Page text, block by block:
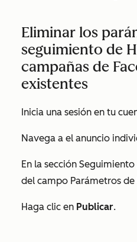
Eliminar los
seguimiento de
campañas de
existentes
Inicia una sesión en tu
Navega a el anuncio
En la sección Seguimiento
del campo Parámetros de
Haga clic en Publicar.